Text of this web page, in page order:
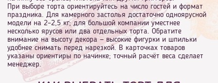
При выборе торта ориентируйтесь на число гостей и формат
праздника. Для камерного застолья достаточно одноярусной
модели на 2–2,5 кг; для большой компании уместнее
несколько ярусов или два отдельных торта. Обратите
внимание на высоту декора — высокие фигурки и шпильки
удобнее снимать перед нарезкой. В карточках товаров
указаны ориентиры по начинке; точный расчёт веса сделает
менеджер.